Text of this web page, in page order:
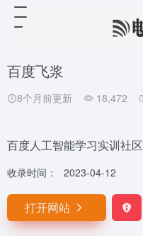
百度飞浆
8个月前更新 18,472
百度人工智能学习实训社区
收录时间： 2023-04-12
打开网站